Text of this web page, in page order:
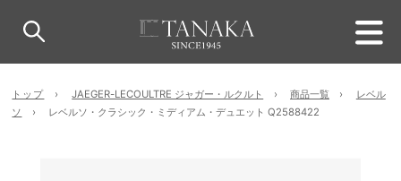
トップ JAEGER-LECOULTRE ジャガー・ルクルト 商品一覧
レベル
ソ
レベルソ・クラシック・ミディアム・デュエット Q2588422